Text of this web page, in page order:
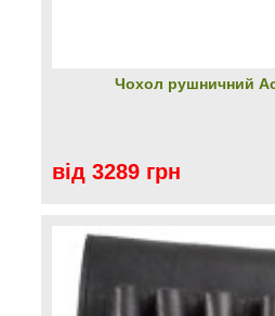
Чохол рушничний
від 3289 грн